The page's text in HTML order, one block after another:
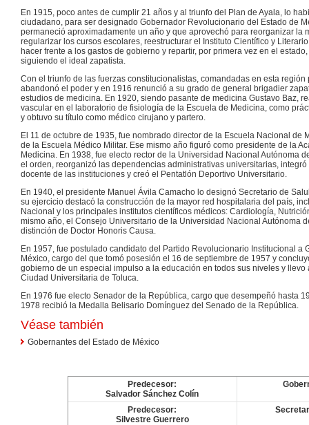
En 1915, poco antes de cumplir 21 años y al triunfo del Plan de Ayala, lo
ciudadano, para ser designado Gobernador Revolucionario del Estado de
permaneció aproximadamente un año y que aprovechó para reorganizar la
regularizar los cursos escolares, reestructurar el Instituto Científico y
hacer frente a los gastos de gobierno y repartir, por primera vez en el
siguiendo el ideal zapatista.
Con el triunfo de las fuerzas constitucionalistas, comandadas en esta región
abandonó el poder y en 1916 renunció a su grado de general brigadier
estudios de medicina. En 1920, siendo pasante de medicina Gustavo Baz,
vascular en el laboratorio de fisiología de la Escuela de Medicina, como
y obtuvo su título como médico cirujano y partero.
El 11 de octubre de 1935, fue nombrado director de la Escuela Nacional de
de la Escuela Médico Militar. Ese mismo año figuró como presidente de la
Medicina. En 1938, fue electo rector de la Universidad Nacional Autónoma
el orden, reorganizó las dependencias administrativas universitarias,
docente de las instituciones y creó el Pentatlón Deportivo Universitario.
En 1940, el presidente Manuel Ávila Camacho lo designó Secretario de
su ejercicio destacó la construcción de la mayor red hospitalaria del país,
Nacional y los principales institutos científicos médicos: Cardiología,
mismo año, el Consejo Universitario de la Universidad Nacional Autónoma
distinción de Doctor Honoris Causa.
En 1957, fue postulado candidato del Partido Revolucionario Institucional a
México, cargo del que tomó posesión el 16 de septiembre de 1957 y
gobierno de un especial impulso a la educación en todos sus niveles y llevo
Ciudad Universitaria de Toluca.
En 1976 fue electo Senador de la República, cargo que desempeñó hasta
1978 recibió la Medalla Belisario Domínguez del Senado de la República.
Véase también
Gobernantes del Estado de México
Predecesor:
Salvador Sánchez Colín
Predecesor:
Silvestre Guerrero